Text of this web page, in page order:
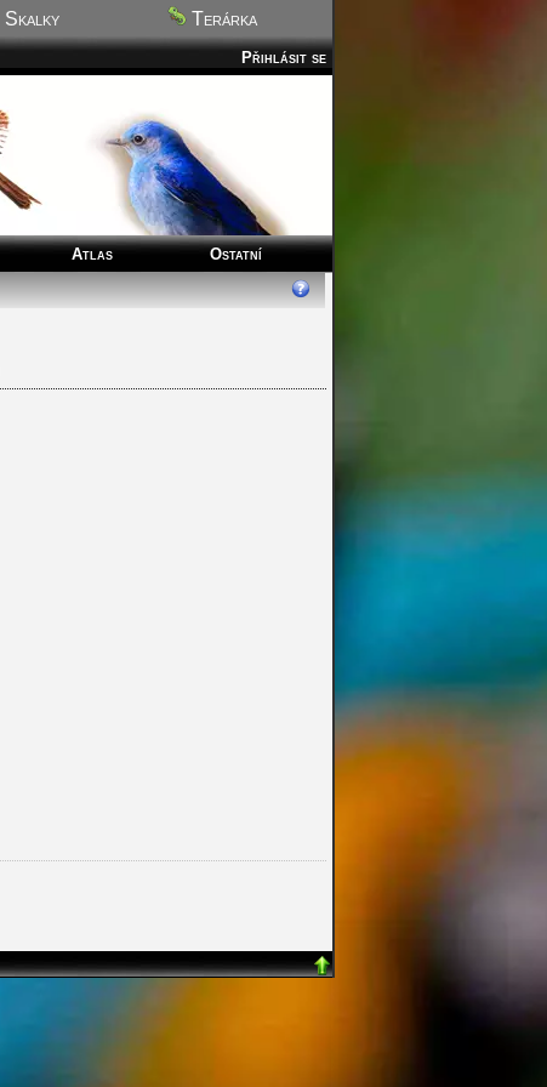
Skalky Terárka
Přihlásit se
Atlas
Ostatní